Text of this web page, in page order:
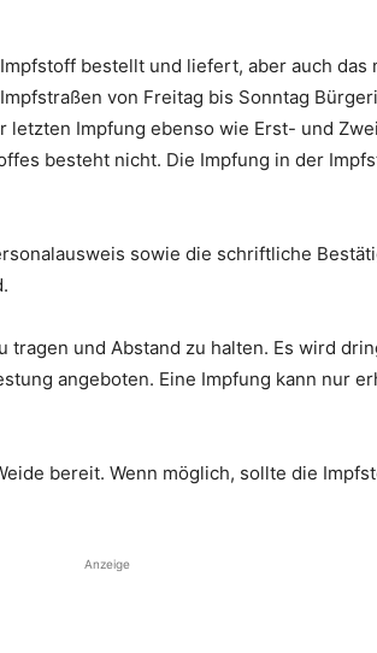
bestellt und liefert, aber auch das
von Freitag bis Sonntag
Impfung ebenso wie Erst- und
besteht nicht. Die Impfung in der
sowie die schriftliche
und Abstand zu halten. Es wird
angeboten. Eine Impfung kann nur
bereit. Wenn möglich, sollte die
Anzeige